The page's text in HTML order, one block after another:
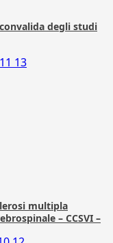
degli studi
13
multipla
– CCSVI –